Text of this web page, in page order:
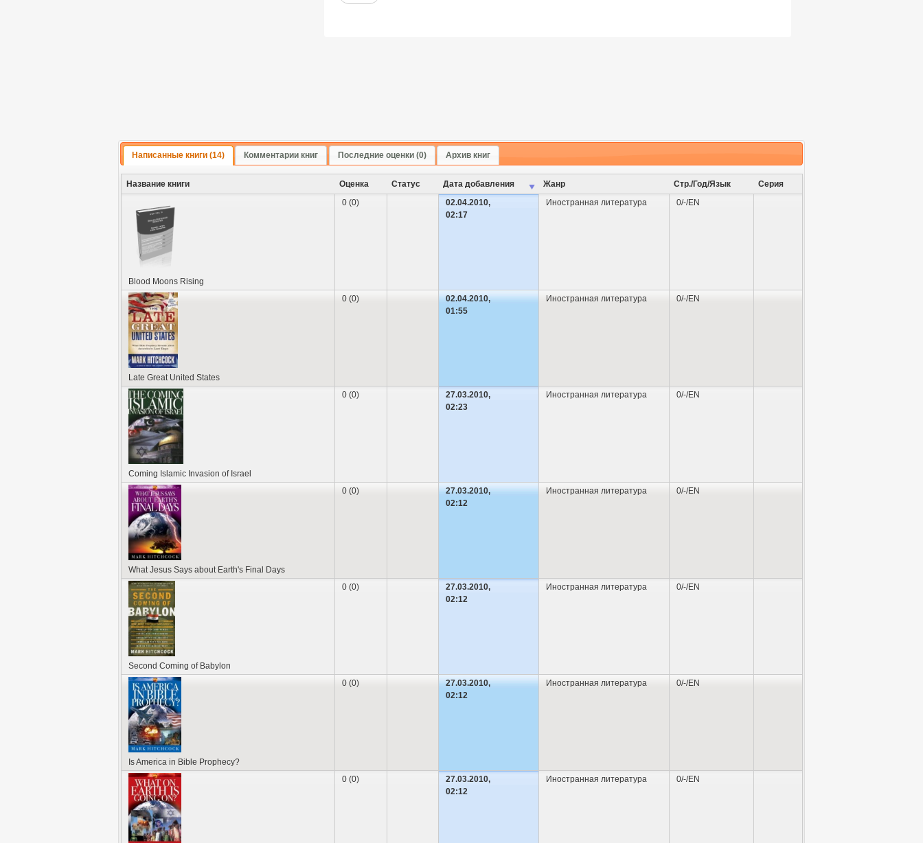
Написанные книги (14) Комментарии книг Последние оценки (0) Архив книг
Название книги Оценка Cтатус Дата добавления Жанр Стр./Год/Язык Серия
Blood Moons Rising
0 (0)
02.04.2010,
02:17
Иностранная литература 0/-/EN
Late Great United States
0 (0)
02.04.2010,
01:55
Иностранная литература 0/-/EN
Coming Islamic Invasion of Israel
0 (0)
27.03.2010,
02:23
Иностранная литература 0/-/EN
What Jesus Says about Earth's Final Days
0 (0)
27.03.2010,
02:12
Иностранная литература 0/-/EN
Second Coming of Babylon
0 (0)
27.03.2010,
02:12
Иностранная литература 0/-/EN
Is America in Bible Prophecy?
0 (0)
27.03.2010,
02:12
Иностранная литература 0/-/EN
0 (0)
27.03.2010,
02:12
Иностранная литература 0/-/EN